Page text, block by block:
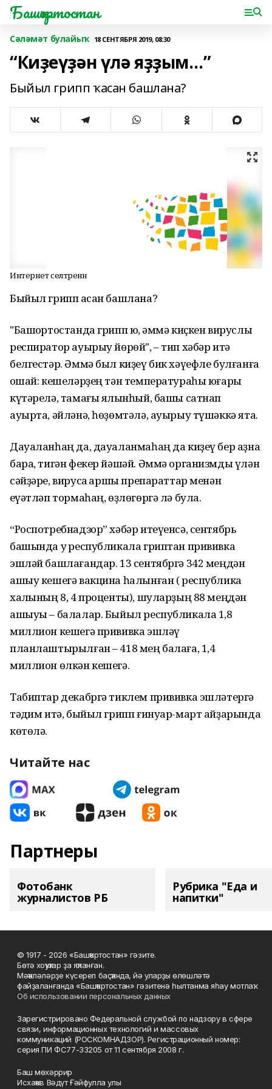
Башҡортостан
Сәләмәт булайыҡ 18 СЕНТЯБРЯ 2019, 08:30
“Киҙеүҙән үлә яҙҙым…”
Быйыл грипп ҡасан башлана?
Интернет селтәренән
Быйыл грипп ҡасан башлана?
"Башҡортостанда грипп юҡ, әммә киҫкен вируслы
респиратор ауырыу йөрөй", – тип хәбәр итә
белгестәр. Әммә был киҙеү бик хәүефле булғанға
оҡшай: кешеләрҙең тән температураһы юғары
күтәрелә, тамағы ялҡынһый, башы сатнап
ауырта, әйләнә, һөҙөмтәлә, ауырыу түшәккә ята.
Дауаланһаң да, дауаланмаһаң да киҙеү бер аҙна
бара, тигән фекер йәшәй. Әммә организмды үлән
сәйҙәре, вирусҡа ҡаршы препараттар менән
ҡеүәтләп тормаһаң, өҙлөгөргә лә була.
“Роспотребнадзор” хәбәр итеүенсә, сентябрь
башында уҡ республикала гриптан прививка
эшләй башлағандар. 13 сентябргә 342 меңдән
ашыу кешегә вакцина һалынған ( республика
халҡының 8, 4 проценты), шуларҙың 88 меңдән
ашыуы – балалар. Быйыл республикала 1,8
миллион кешегә прививка эшләү
планлаштырылған – 418 мең балаға, 1,4
миллион өлкән кешегә.
Табиптар декабргә тиклем прививка эшләтергә
тәҡдим итә, быйыл грипп ғинуар-март айҙарында
көтөлә.
Читайте нас
Партнеры
Фотобанк
журналистов РБ
Рубрика "Еда и
напитки"
© 1917 - 2026 «Башҡортостан» гәзите.
Бөтә хоҡуҡтар ҙа яҡланған.
Мәҡәләләрҙе күсереп баҫҡанда, йә уларҙы өлөшләтә
файҙаланғанда «Башҡортостан» гәзитенә һылтанма яһау мотлаҡ.
Об использовании персональных данных
Зарегистрировано Федеральной службой по надзору в сфере
связи, информационных технологий и массовых
коммуникаций (РОСКОМНАДЗОР). Регистрационный номер:
серия ПИ ФС77-33205 от 11 сентября 2008 г.
Баш мөхәррир
Исхаҡов Вәдүт Ғәйфулла улы